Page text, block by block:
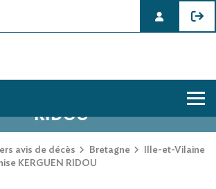
DE DENISE KERGUEN
RIDOU
avis de décès Bretagne
Ille-et-Vilaine
KERGUEN RIDOU